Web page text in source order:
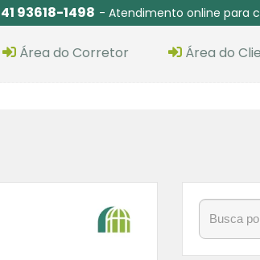
41 93618-1498 - Atendimento online para
Área do Corretor Área do